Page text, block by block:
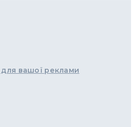
для вашої реклами